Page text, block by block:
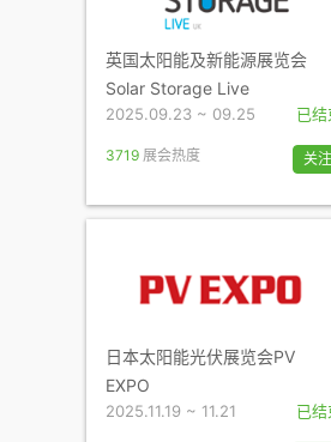
英国太阳能及新能源展览会
Solar Storage Live
2025.09.23 ~ 09.25 已结
3719 展会热度 关注
日本太阳能光伏展览会PV
EXPO
2025.11.19 ~ 11.21 已结